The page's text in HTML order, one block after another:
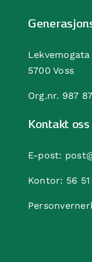
Lekvemogata
5700 Voss
Org.nr. 987
Kontakt oss
E-post:
Kontor: 56